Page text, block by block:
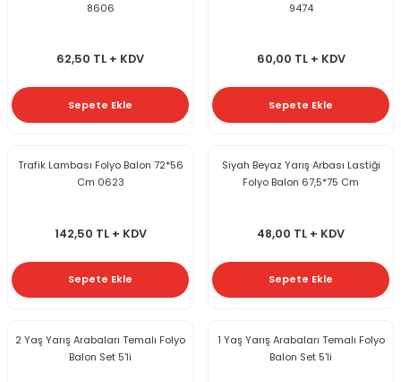
8606
62,50 TL + KDV
Sepete Ekle
9474
60,00 TL + KDV
Sepete Ekle
Trafik Lambası Folyo Balon 72*56
Cm 0623
142,50 TL + KDV
Sepete Ekle
Siyah Beyaz Yarış Arbası Lastiği
Folyo Balon 67,5*75 Cm
48,00 TL + KDV
Sepete Ekle
2 Yaş Yarış Arabaları Temalı Folyo
Balon Set 5'li
1 Yaş Yarış Arabaları Temalı Folyo
Balon Set 5'li